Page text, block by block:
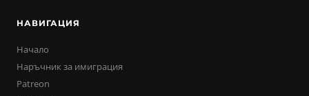
НАВИГАЦИЯ
Начало
Наръчник за имиграция
Patreon